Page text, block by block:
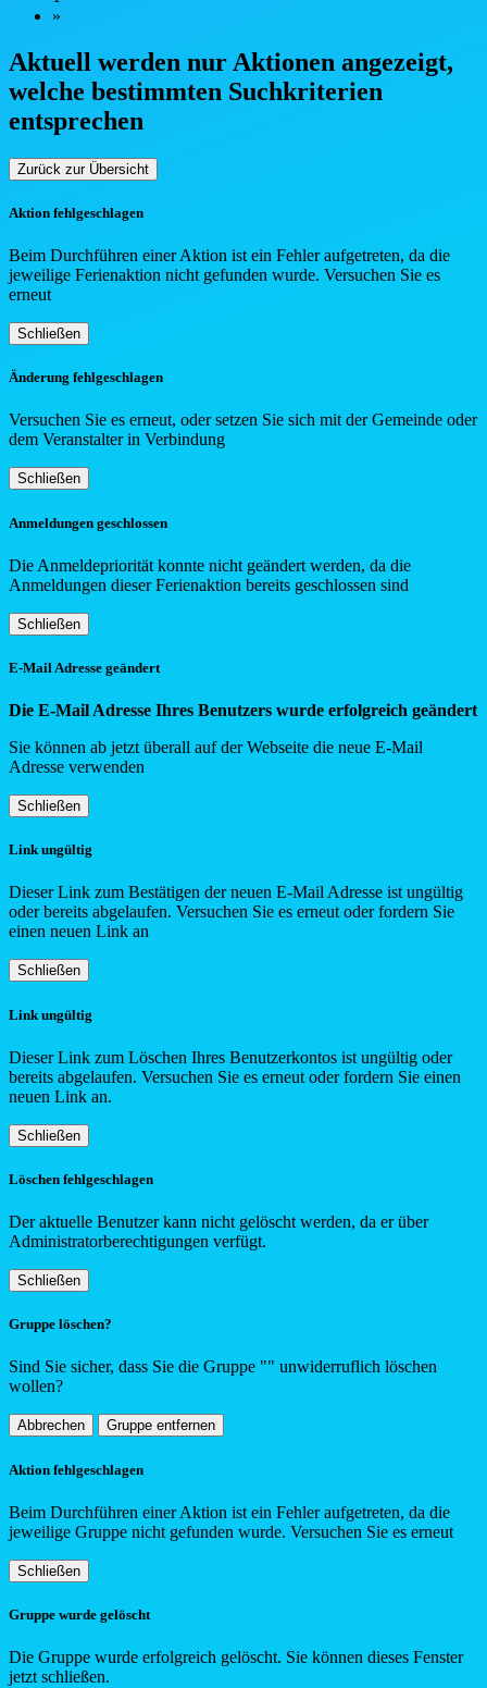
»
Aktuell werden nur Aktionen angezeigt,
welche bestimmten Suchkriterien
entsprechen
Zurück zur Übersicht
Aktion fehlgeschlagen
Beim Durchführen einer Aktion ist ein Fehler aufgetreten, da die
jeweilige Ferienaktion nicht gefunden wurde. Versuchen Sie es
erneut
Schließen
Änderung fehlgeschlagen
Versuchen Sie es erneut, oder setzen Sie sich mit der Gemeinde oder
dem Veranstalter in Verbindung
Schließen
Anmeldungen geschlossen
Die Anmeldepriorität konnte nicht geändert werden, da die
Anmeldungen dieser Ferienaktion bereits geschlossen sind
Schließen
E-Mail Adresse geändert
Die E-Mail Adresse Ihres Benutzers wurde erfolgreich geändert
Sie können ab jetzt überall auf der Webseite die neue E-Mail
Adresse verwenden
Schließen
Link ungültig
Dieser Link zum Bestätigen der neuen E-Mail Adresse ist ungültig
oder bereits abgelaufen. Versuchen Sie es erneut oder fordern Sie
einen neuen Link an
Schließen
Link ungültig
Dieser Link zum Löschen Ihres Benutzerkontos ist ungültig oder
bereits abgelaufen. Versuchen Sie es erneut oder fordern Sie einen
neuen Link an.
Schließen
Löschen fehlgeschlagen
Der aktuelle Benutzer kann nicht gelöscht werden, da er über
Administratorberechtigungen verfügt.
Schließen
Gruppe löschen?
Sind Sie sicher, dass Sie die Gruppe "" unwiderruflich löschen
wollen?
Abbrechen Gruppe entfernen
Aktion fehlgeschlagen
Beim Durchführen einer Aktion ist ein Fehler aufgetreten, da die
jeweilige Gruppe nicht gefunden wurde. Versuchen Sie es erneut
Schließen
Gruppe wurde gelöscht
Die Gruppe wurde erfolgreich gelöscht. Sie können dieses Fenster
jetzt schließen.